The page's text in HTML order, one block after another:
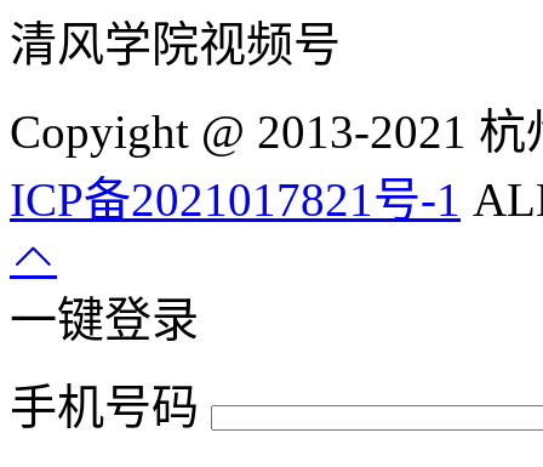
清风学院视频号
Copyight @ 2013-2021
ICP备2021017821号-1
一键登录
手机号码